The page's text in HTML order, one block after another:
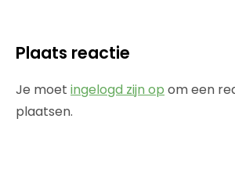
Plaats reactie
Je moet ingelogd zijn op om een
plaatsen.